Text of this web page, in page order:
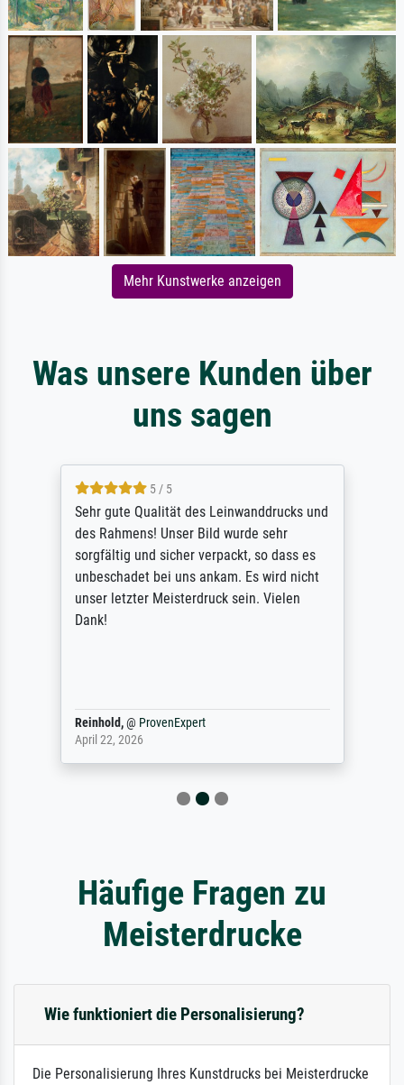
Mehr Kunstwerke anzeigen
Was unsere Kunden über
uns sagen
5 / 5
Sehr gute Qualität des Leinwanddrucks und
des Rahmens! Unser Bild wurde sehr
sorgfältig und sicher verpackt, so dass es
unbeschadet bei uns ankam. Es wird nicht
unser letzter Meisterdruck sein. Vielen
Dank!
Reinhold,@ ProvenExpert
April 22, 2026
Häufige Fragen zu
Meisterdrucke
Wie funktioniert die Personalisierung?
Die Personalisierung Ihres Kunstdrucks bei Meisterdrucke